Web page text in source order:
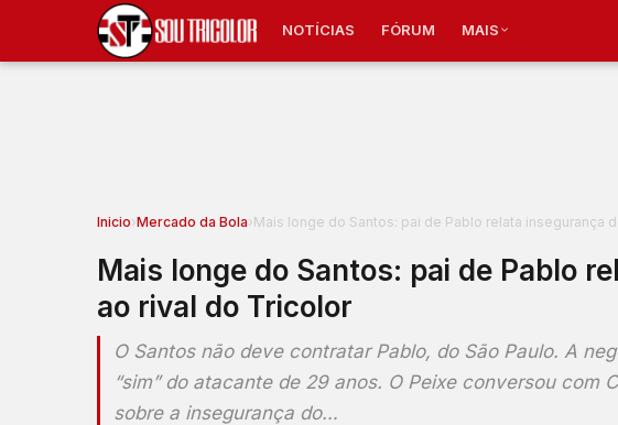
NOTÍCIAS FÓRUM MAIS
Inicio›Mercado da Bola›Mais longe do Santos: pai de Pablo relata insegurança
Mais longe do Santos: pai de Pablo
ao rival do Tricolor
O Santos não deve contratar Pablo, do São Paulo. A
“sim” do atacante de 29 anos. O Peixe conversou
sobre a insegurança do…